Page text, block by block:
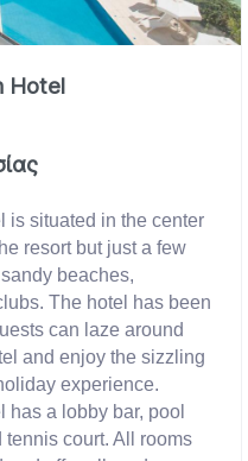
Hotel
is situated in the center
resort but just a few
beaches,
The hotel has been
can laze around
and enjoy the sizzling
experience.
has a lobby bar, pool
tennis court. All rooms